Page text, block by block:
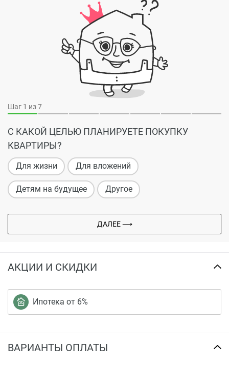
Шаг 1 из 7
С КАКОЙ ЦЕЛЬЮ ПЛАНИРУЕТЕ ПОКУПКУ
КВАРТИРЫ?
Для жизни Для вложений
Детям на будущее Другое
ДАЛЕЕ ⟶
АКЦИИ И СКИДКИ
Ипотека от 6%
ВАРИАНТЫ ОПЛАТЫ